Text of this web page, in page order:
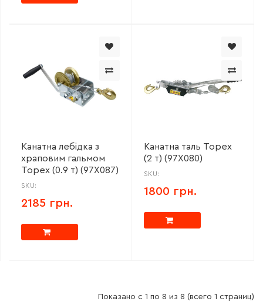
Канатна лебідка з
храповим гальмом
Topex (0.9 т) (97X087)
SKU:
2185 грн.
Канатна таль Topex
(2 т) (97X080)
SKU:
1800 грн.
Показано с 1 по 8 из 8 (всего 1 страниц)